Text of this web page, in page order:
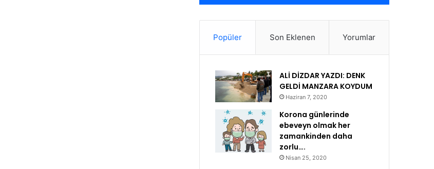
Popüler Son Eklenen Yorumlar
ALİ DİZDAR YAZDI: DENK
GELDİ MANZARA KOYDUM
Haziran 7, 2020
Korona günlerinde
ebeveyn olmak her
zamankinden daha
zorlu….
Nisan 25, 2020